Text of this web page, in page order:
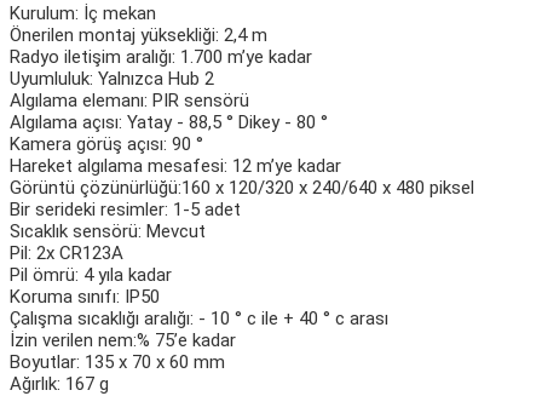
Kurulum: İç mekan
Önerilen montaj yüksekliği: 2,4 m
Radyo iletişim aralığı: 1.700 m’ye kadar
Uyumluluk: Yalnızca Hub 2
Algılama elemanı: PIR sensörü
Algılama açısı: Yatay - 88,5 ° Dikey - 80 °
Kamera görüş açısı: 90 °
Hareket algılama mesafesi: 12 m’ye kadar
Görüntü çözünürlüğü:160 x 120/320 x 240/640 x 480 piksel
Bir serideki resimler: 1-5 adet
Sıcaklık sensörü: Mevcut
Pil: 2x CR123A
Pil ömrü: 4 yıla kadar
Koruma sınıfı: IP50
Çalışma sıcaklığı aralığı: - 10 ° c ile + 40 ° c arası
İzin verilen nem:% 75’e kadar
Boyutlar: 135 x 70 x 60 mm
Ağırlık: 167 g